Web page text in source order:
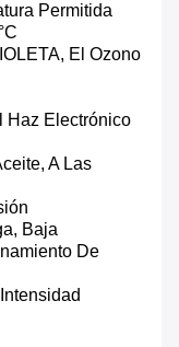
Permitida
El Ozono
Haz Electrónico
A Las
Baja
De